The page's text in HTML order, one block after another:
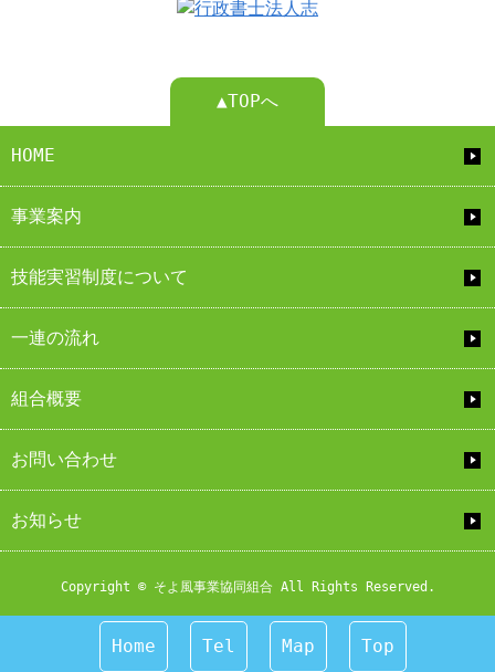
▲TOPへ
HOME
事業案内
技能実習制度について
一連の流れ
組合概要
お問い合わせ
お知らせ
Copyright © そよ風事業協同組合 All Rights Reserved.
Home Tel Map Top